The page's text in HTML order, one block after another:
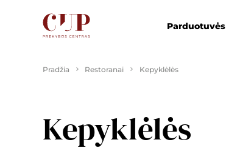
Parduotuvės
Pradžia Restoranai Kepyklėlės
Kepyklėlės